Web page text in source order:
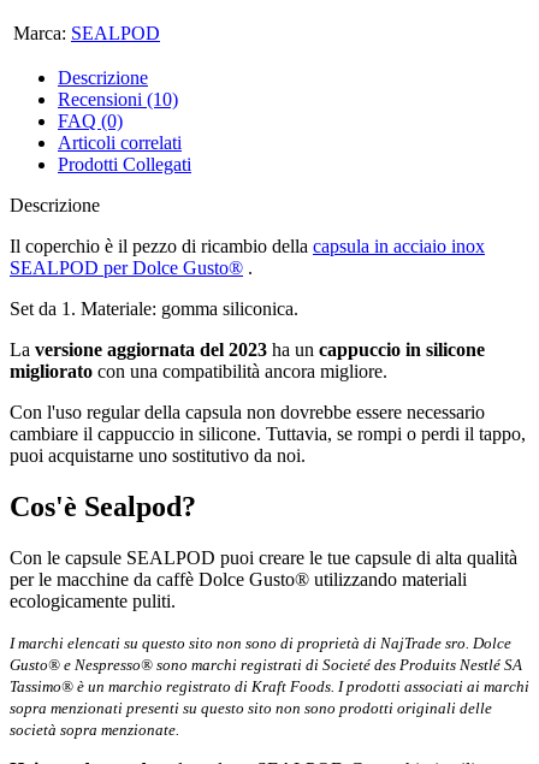
Marca: SEALPOD
Descrizione
Recensioni (10)
FAQ (0)
Articoli correlati
Prodotti Collegati
Descrizione
Il coperchio è il pezzo di ricambio della capsula in acciaio inox
SEALPOD per Dolce Gusto® .
Set da 1. Materiale: gomma siliconica.
La versione aggiornata del 2023 ha un cappuccio in silicone
migliorato con una compatibilità ancora migliore.
Con l'uso regular della capsula non dovrebbe essere necessario
cambiare il cappuccio in silicone. Tuttavia, se rompi o perdi il tappo,
puoi acquistarne uno sostitutivo da noi.
Cos'è Sealpod?
Con le capsule SEALPOD puoi creare le tue capsule di alta qualità
per le macchine da caffè Dolce Gusto® utilizzando materiali
ecologicamente puliti.
I marchi elencati su questo sito non sono di proprietà di NajTrade sro. Dolce
Gusto® e Nespresso® sono marchi registrati di Societé des Produits Nestlé SA
Tassimo® è un marchio registrato di Kraft Foods. I prodotti associati ai marchi
sopra menzionati presenti su questo sito non sono prodotti originali delle
società sopra menzionate.